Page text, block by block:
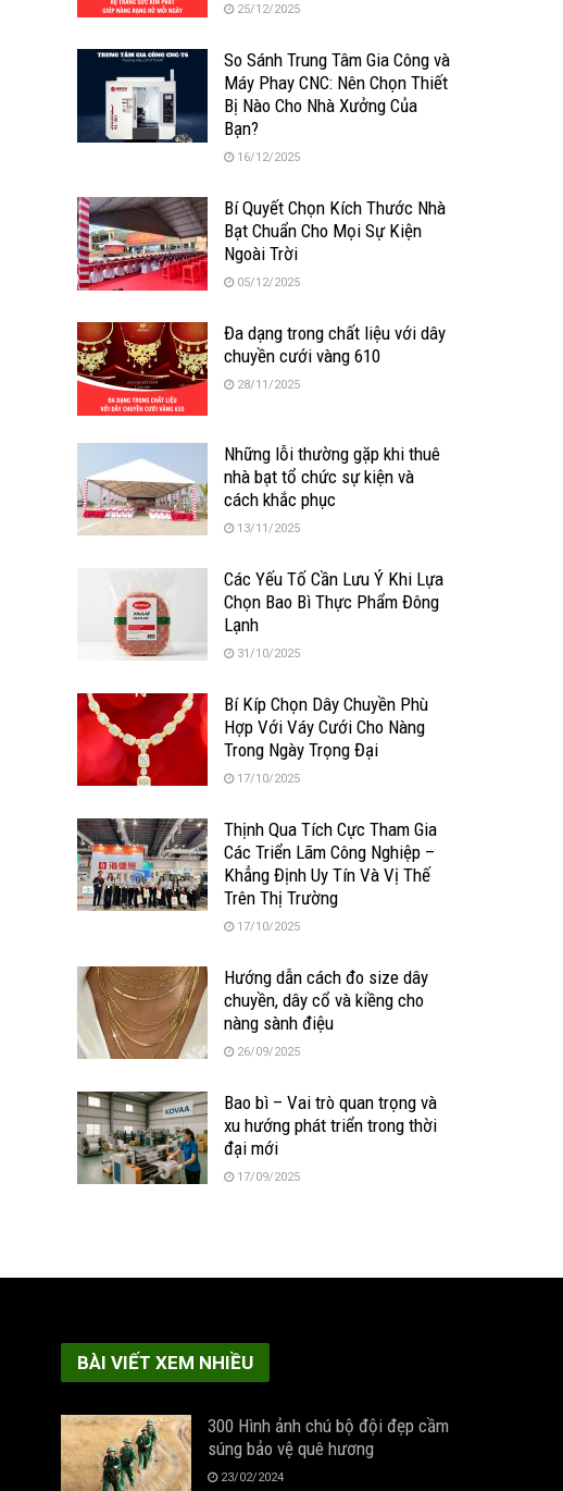
25/12/2025
So Sánh Trung Tâm Gia Công và
Máy Phay CNC: Nên Chọn Thiết
Bị Nào Cho Nhà Xưởng Của
Bạn?
16/12/2025
Bí Quyết Chọn Kích Thước Nhà
Bạt Chuẩn Cho Mọi Sự Kiện
Ngoài Trời
05/12/2025
Đa dạng trong chất liệu với dây
chuyền cưới vàng 610
28/11/2025
Những lỗi thường gặp khi thuê
nhà bạt tổ chức sự kiện và
cách khắc phục
13/11/2025
Các Yếu Tố Cần Lưu Ý Khi Lựa
Chọn Bao Bì Thực Phẩm Đông
Lạnh
31/10/2025
Bí Kíp Chọn Dây Chuyền Phù
Hợp Với Váy Cưới Cho Nàng
Trong Ngày Trọng Đại
17/10/2025
Thịnh Qua Tích Cực Tham Gia
Các Triển Lãm Công Nghiệp –
Khẳng Định Uy Tín Và Vị Thế
Trên Thị Trường
17/10/2025
Hướng dẫn cách đo size dây
chuyền, dây cổ và kiềng cho
nàng sành điệu
26/09/2025
Bao bì – Vai trò quan trọng và
xu hướng phát triển trong thời
đại mới
17/09/2025
BÀI VIẾT XEM NHIỀU
300 Hình ảnh chú bộ đội đẹp cầm
súng bảo vệ quê hương
23/02/2024